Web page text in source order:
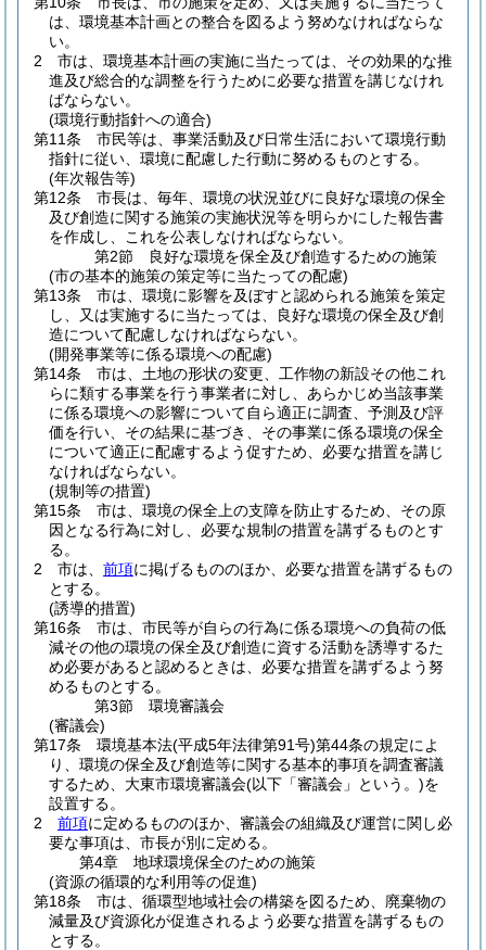
は、環境基本計画との整合を図るよう努めなければならな
い。
2
市は、環境基本計画の実施に当たっては、その効果的な推
進及び総合的な調整を行うために必要な措置を講じなけれ
ばならない。
(環境行動指針への適合)
第11条
市民等は、事業活動及び日常生活において環境行動
指針に従い、環境に配慮した行動に努めるものとする。
(年次報告等)
第12条
市長は、毎年、環境の状況並びに良好な環境の保全
及び創造に関する施策の実施状況等を明らかにした報告書
を作成し、これを公表しなければならない。
第2節
良好な環境を保全及び創造するための施策
(市の基本的施策の策定等に当たっての配慮)
第13条
市は、環境に影響を及ぼすと認められる施策を策定
し、又は実施するに当たっては、良好な環境の保全及び創
造について配慮しなければならない。
(開発事業等に係る環境への配慮)
第14条
市は、土地の形状の変更、工作物の新設その他これ
らに類する事業を行う事業者に対し、あらかじめ当該事業
に係る環境への影響について自ら適正に調査、予測及び評
価を行い、その結果に基づき、その事業に係る環境の保全
について適正に配慮するよう促すため、必要な措置を講じ
なければならない。
(規制等の措置)
第15条
市は、環境の保全上の支障を防止するため、その原
因となる行為に対し、必要な規制の措置を講ずるものとす
る。
2
市は、 前項に掲げるもののほか、必要な措置を講ずるもの
とする。
(誘導的措置)
第16条
市は、市民等が自らの行為に係る環境への負荷の低
減その他の環境の保全及び創造に資する活動を誘導するた
め必要があると認めるときは、必要な措置を講ずるよう努
めるものとする。
第3節
環境審議会
(審議会)
第17条
環境基本法(平成5年法律第91号)第44条の規定によ
り、環境の保全及び創造等に関する基本的事項を調査審議
するため、大東市環境審議会(以下「審議会」という。)を
設置する。
2
前項に定めるもののほか、審議会の組織及び運営に関し必
要な事項は、市長が別に定める。
第4章
地球環境保全のための施策
(資源の循環的な利用等の促進)
第18条
市は、循環型地域社会の構築を図るため、廃棄物の
減量及び資源化が促進されるよう必要な措置を講ずるもの
とする。